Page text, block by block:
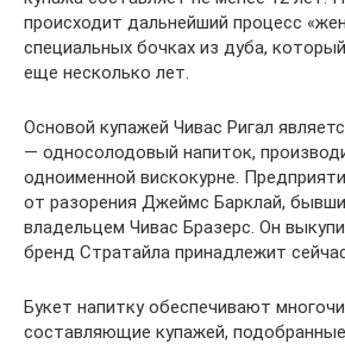
происходит дальнейший процесс
специальных бочках из дуба,
еще несколько лет.
Основой купажей Чивас Ригал
— односолодовый напиток,
одноименной вискокурне.
от разорения Джеймс Барклай,
владельцем Чивас Бразерс. Он
бренд Стратайла принадлежит
Букет напитку обеспечивают
составляющие купажей,